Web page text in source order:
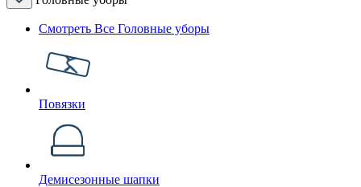
Смотреть Все Головные уборы
Повязки
Демисезонные шапки